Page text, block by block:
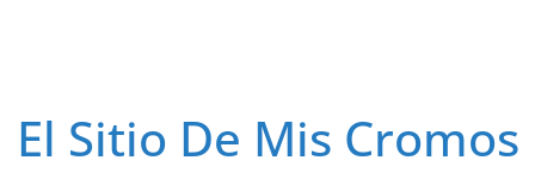
El Sitio De Mis Cromos